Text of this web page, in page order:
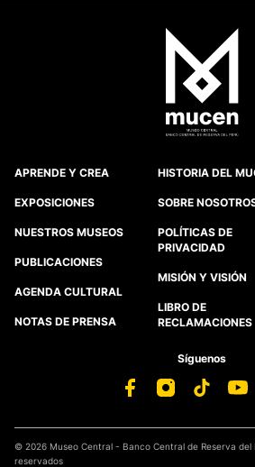
APRENDE Y CREA
EXPOSICIONES
NUESTROS MUSEOS
PUBLICACIONES
AGENDA CULTURAL
NOTAS DE PRENSA
HISTORIA DEL
SOBRE
POLÍTICAS DE
PRIVACIDAD
MISIÓN Y VISIÓN
LIBRO DE
RECLAMACIONES
Síguenos
© 2026 Museo Central - Banco Central de Reserva del
reservados